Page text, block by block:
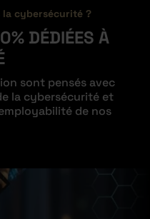
cybersécurité ?
DÉDIÉES À
sont pensés avec
la cybersécurité et
de nos